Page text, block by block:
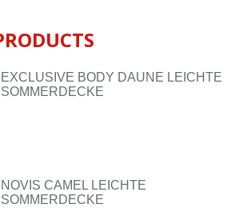
EXCLUSIVE BODY DAUNE LEICHTE
SOMMERDECKE
NOVIS CAMEL LEICHTE
SOMMERDECKE